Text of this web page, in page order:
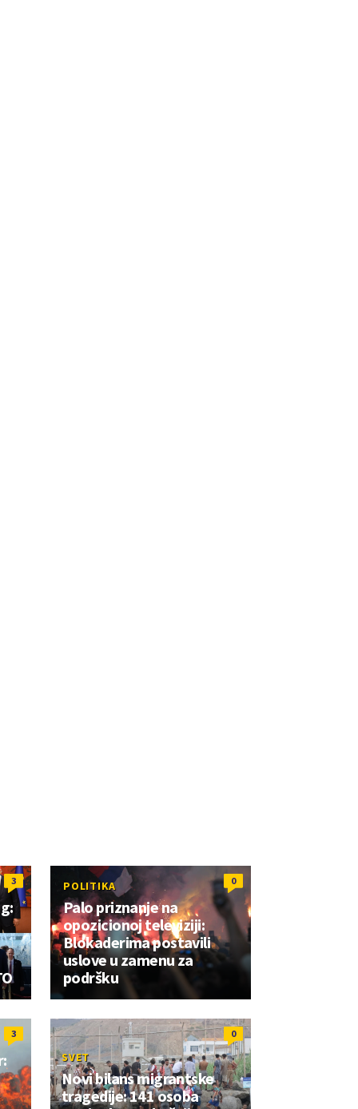
3 0
POLITIKA
Palo priznanje na
opozicionoj televiziji:
Blokaderima postavili
uslove u zamenu za
podršku
3 0
SVET
Novi bilans migrantske
tragedije: 141 osoba